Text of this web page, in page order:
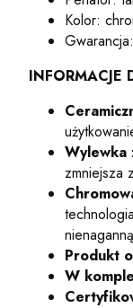
Kolor:
INFORMACJE
Wylewka
zmniejsza
Produkt
W